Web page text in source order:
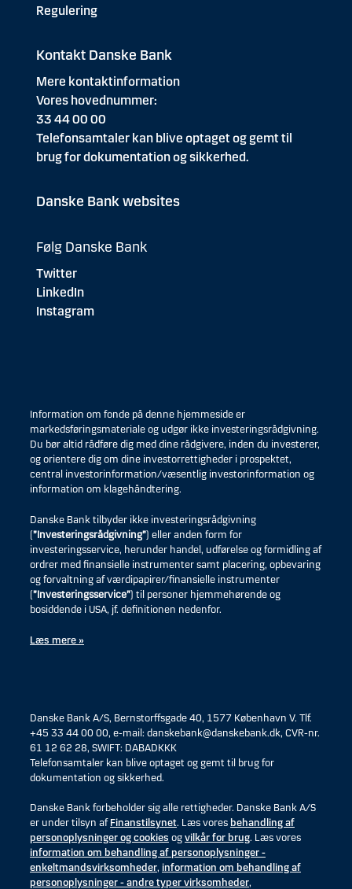
Regulering
Kontakt Danske Bank
Mere kontaktinformation
Vores hovednummer:
33 44 00 00
Telefonsamtaler kan blive optaget og gemt til
brug for dokumentation og sikkerhed.
Danske Bank websites
Følg Danske Bank
Twitter
LinkedIn
Instagram
Information om fonde på denne hjemmeside er
markedsføringsmateriale og udgør ikke investeringsrådgivning.
Du bør altid rådføre dig med dine rådgivere, inden du investerer,
og orientere dig om dine investorrettigheder i prospektet,
central investorinformation/væsentlig investorinformation og
information om klagehåndtering.
Danske Bank tilbyder ikke investeringsrådgivning
(”Investeringsrådgivning”) eller anden form for
investeringsservice, herunder handel, udførelse og formidling af
ordrer med finansielle instrumenter samt placering, opbevaring
og forvaltning af værdipapirer/finansielle instrumenter
(”Investeringsservice”) til personer hjemmehørende og
bosiddende i USA, jf. definitionen nedenfor.
Læs mere »
Danske Bank A/S, Bernstorffsgade 40, 1577 København V. Tlf.
+45 33 44 00 00, e-mail: danskebank@danskebank.dk, CVR-nr.
61 12 62 28, SWIFT: DABADKKK
Telefonsamtaler kan blive optaget og gemt til brug for
dokumentation og sikkerhed.
Danske Bank forbeholder sig alle rettigheder. Danske Bank A/S
er under tilsyn afFinanstilsynet. Læs vores behandling af
personoplysninger og cookies ogvilkår for brug. Læs vores
information om behandling af personoplysninger -
enkeltmandsvirksomheder, information om behandling af
personoplysninger - andre typer virksomheder,